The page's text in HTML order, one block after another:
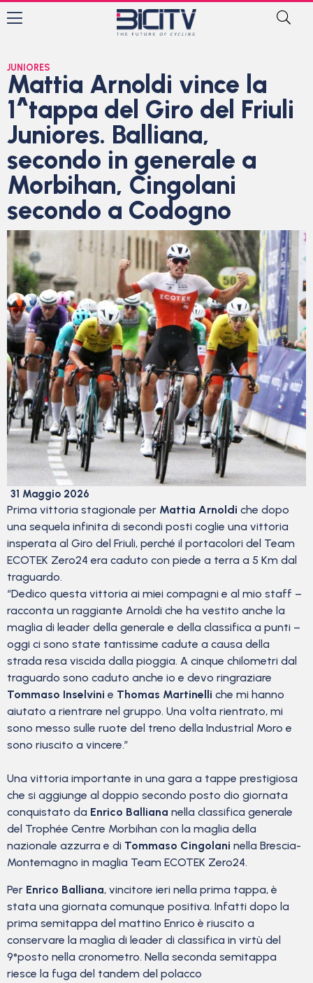
JUNIORES
Mattia Arnoldi vince la
1^tappa del Giro del Friuli
Juniores. Balliana,
secondo in generale a
Morbihan, Cingolani
secondo a Codogno
31 Maggio 2026
Prima vittoria stagionale per Mattia Arnoldi che dopo
una sequela infinita di secondi posti coglie una vittoria
insperata al Giro del Friuli, perché il portacolori del Team
ECOTEK Zero24 era caduto con piede a terra a 5 Km dal
traguardo.
“Dedico questa vittoria ai miei compagni e al mio staff –
racconta un raggiante Arnoldi che ha vestito anche la
maglia di leader della generale e della classifica a punti –
oggi ci sono state tantissime cadute a causa della
strada resa viscida dalla pioggia. A cinque chilometri dal
traguardo sono caduto anche io e devo ringraziare
Tommaso Inselvini e Thomas Martinelli che mi hanno
aiutato a rientrare nel gruppo. Una volta rientrato, mi
sono messo sulle ruote del treno della Industrial Moro e
sono riuscito a vincere.”
Una vittoria importante in una gara a tappe prestigiosa
che si aggiunge al doppio secondo posto dio giornata
conquistato da Enrico Balliana nella classifica generale
del Trophée Centre Morbihan con la maglia della
nazionale azzurra e di Tommaso Cingolani nella Brescia-
Montemagno in maglia Team ECOTEK Zero24.
Per Enrico Balliana, vincitore ieri nella prima tappa, è
stata una giornata comunque positiva. Infatti dopo la
prima semitappa del mattino Enrico è riuscito a
conservare la maglia di leader di classifica in virtù del
9°posto nella cronometro. Nella seconda semitappa
riesce la fuga del tandem del polacco